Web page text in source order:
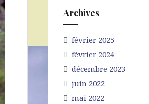
Archives
février 2025
février 2024
décembre 2023
juin 2022
mai 2022